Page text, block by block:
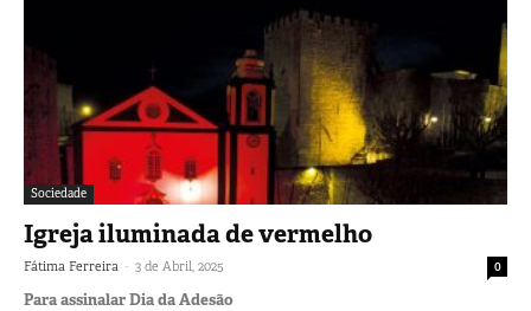
Sociedade
Igreja iluminada de vermelho
Fátima Ferreira - 3 de Abril, 2025 0
Para assinalar Dia da Adesão